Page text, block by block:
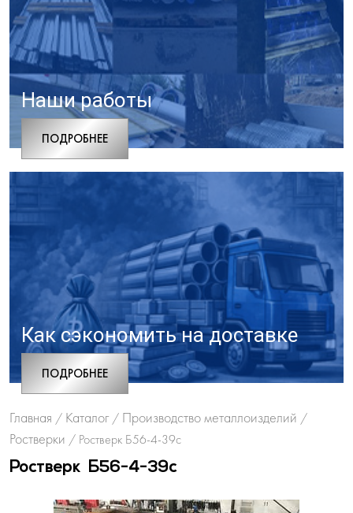
Наши работы
ПОДРОБНЕЕ
Как сэкономить на доставке
ПОДРОБНЕЕ
Главная / Каталог / Производство металлоизделий /
Ростверки / Ростверк Б56-4-39с
Ростверк Б56-4-39с